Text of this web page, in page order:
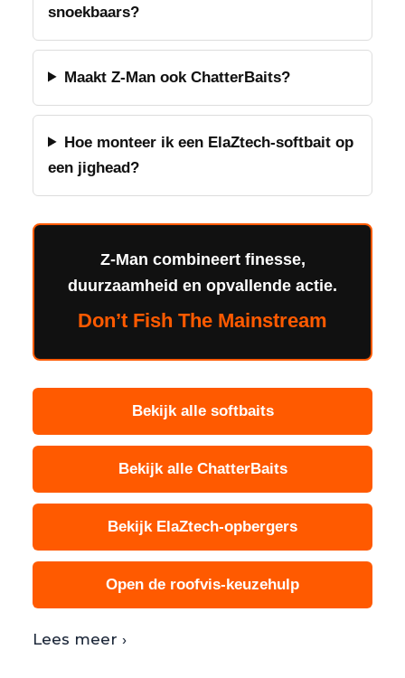
snoekbaars?
Maakt Z-Man ook ChatterBaits?
Hoe monteer ik een ElaZtech-softbait op
een jighead?
Z-Man combineert finesse,
duurzaamheid en opvallende actie.
Don’t Fish The Mainstream
Bekijk alle softbaits
Bekijk alle ChatterBaits
Bekijk ElaZtech-opbergers
Open de roofvis-keuzehulp
Lees meer ›